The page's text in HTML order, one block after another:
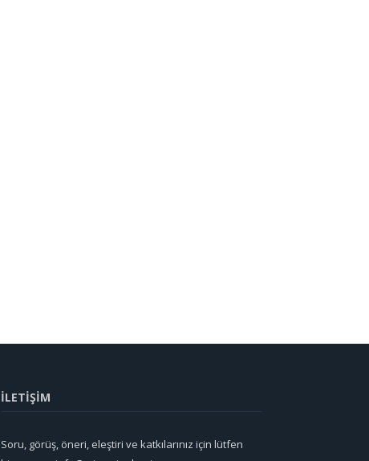
İLETİŞİM
Soru, görüş, öneri, eleştiri ve katkılarınız için lütfen